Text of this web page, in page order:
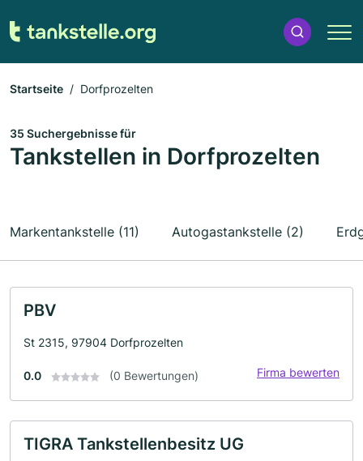
Startseite Dorfprozelten
35 Suchergebnisse für
Tankstellen in Dorfprozelten
Markentankstelle (11) Autogastankstelle (2)
PBV
St 2315, 97904 Dorfprozelten
0.0 (0 Bewertungen) Firma bewerten
TIGRA Tankstellenbesitz UG